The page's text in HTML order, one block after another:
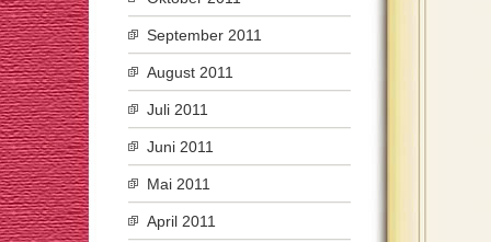
September 2011
August 2011
Juli 2011
Juni 2011
Mai 2011
April 2011